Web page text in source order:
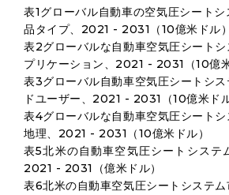
表1グローバル自動車の空気圧シート
品タイプ、2021 - 2031（10億米ドル）
表2グローバルな自動車空気圧シート
プリケーション、2021 - 2031（10億米
表3グローバル自動車空気圧シートシ
ドユーザー、2021 - 2031（10億米ドル
表4グローバルな自動車空気圧シートシ
地理、2021 - 2031（10億米ドル）
表5北米の自動車空気圧シートシステ
2021 - 2031（億米ドル）
表6北米の自動車空気圧シートシステ